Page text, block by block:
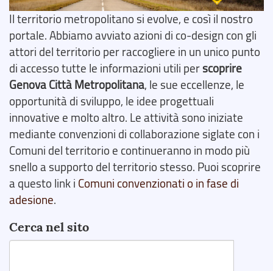
Il territorio metropolitano si evolve, e così il nostro
portale. Abbiamo avviato azioni di co-design con gli
attori del territorio per raccogliere in un unico punto
di accesso tutte le informazioni utili perscoprire
Genova Città Metropolitana, le sue eccellenze, le
opportunità di sviluppo, le idee progettuali
innovative e molto altro. Le attività sono iniziate
mediante convenzioni di collaborazione siglate con i
Comuni del territorio e continueranno in modo più
snello a supporto del territorio stesso. Puoi scoprire
a questo link i Comuni convenzionati o in fase di
adesione.
Cerca nel sito